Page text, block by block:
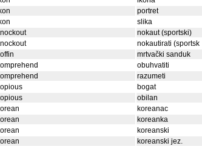
portret
slika
nokaut (sportski)
nokautirati (sportsk
mrtvački sanduk
obuhvatiti
razumeti
bogat
obilan
koreanac
koreanka
koreanski
koreanski jez.